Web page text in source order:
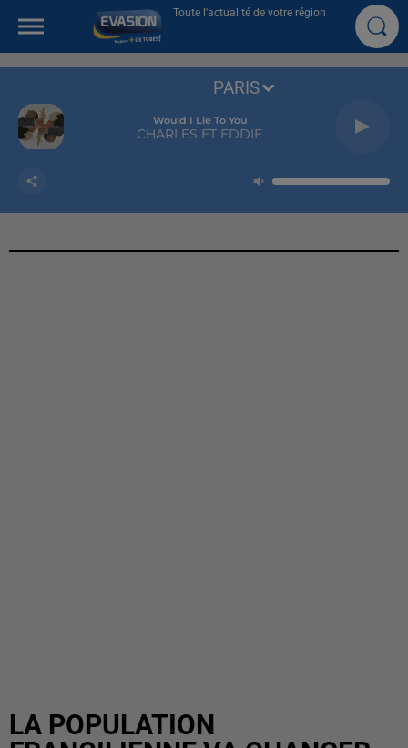
Toute l'actualité de votre région
Would I Lie To You
CHARLES ET EDDIE
PARIS
LA POPULATION